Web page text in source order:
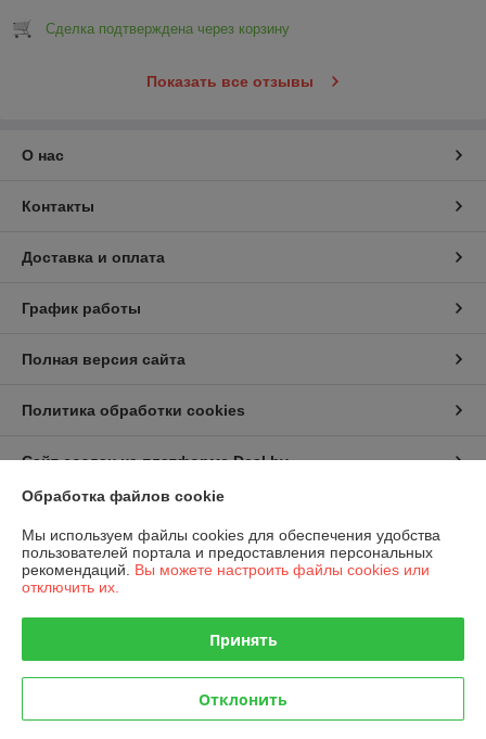
Сделка подтверждена через корзину
Показать все отзывы
О нас
Контакты
Доставка и оплата
График работы
Полная версия сайта
Политика обработки cookies
Сайт создан на платформе Deal.by
Информация для покупателя
Юридическое лицо:ООО «ВитаГарден»
Юр. адрес: 220007, г. Минск, ул. Володько, 24а, каб. 111
Регистрационный номер ЕГР: 191849876
Регистрационный орган: Минский горисполком Октябрьского р-на
Дата регистрации компании: 18.02.2013
Обработка файлов cookie
Мы используем файлы cookies для обеспечения удобства
пользователей портала и предоставления персональных
рекомендаций. Вы можете настроить файлы cookies или
отключить их.
Принять
Отклонить